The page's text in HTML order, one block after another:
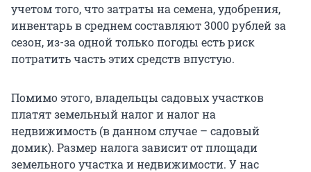
учетом того, что затраты на семена, удобрения,
инвентарь в среднем составляют 3000 рублей за
сезон, из-за одной только погоды есть риск
потратить часть этих средств впустую.
Помимо этого, владельцы садовых участков
платят земельный налог и налог на
недвижимость (в данном случае – садовый
домик). Размер налога зависит от площади
земельного участка и недвижимости. У нас